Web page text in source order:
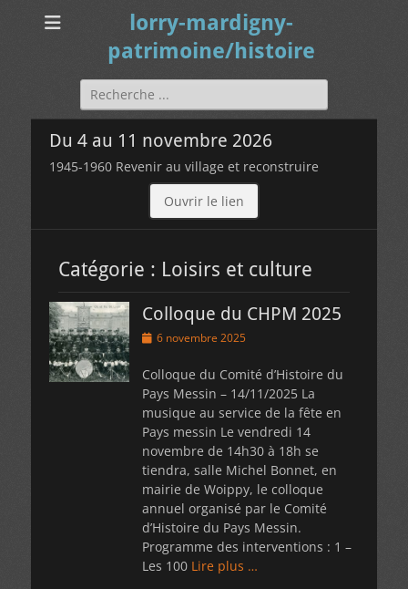
lorry-mardigny-
patrimoine/histoire
Rechercher :
Du 4 au 11 novembre 2026
1945-1960 Revenir au village et reconstruire
Ouvrir le lien
Catégorie : Loisirs et culture
Colloque du CHPM 2025
Posted
6 novembre 2025
Colloque du Comité d’Histoire du
Pays Messin – 14/11/2025 La
musique au service de la fête en
Pays messin Le vendredi 14
novembre de 14h30 à 18h se
tiendra, salle Michel Bonnet, en
mairie de Woippy, le colloque
annuel organisé par le Comité
d’Histoire du Pays Messin.
Programme des interventions : 1 –
Les 100 Lire plus …